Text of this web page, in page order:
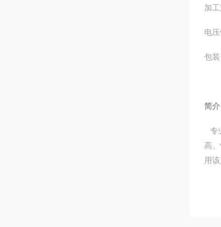
加
电
包装
简
专
高
用